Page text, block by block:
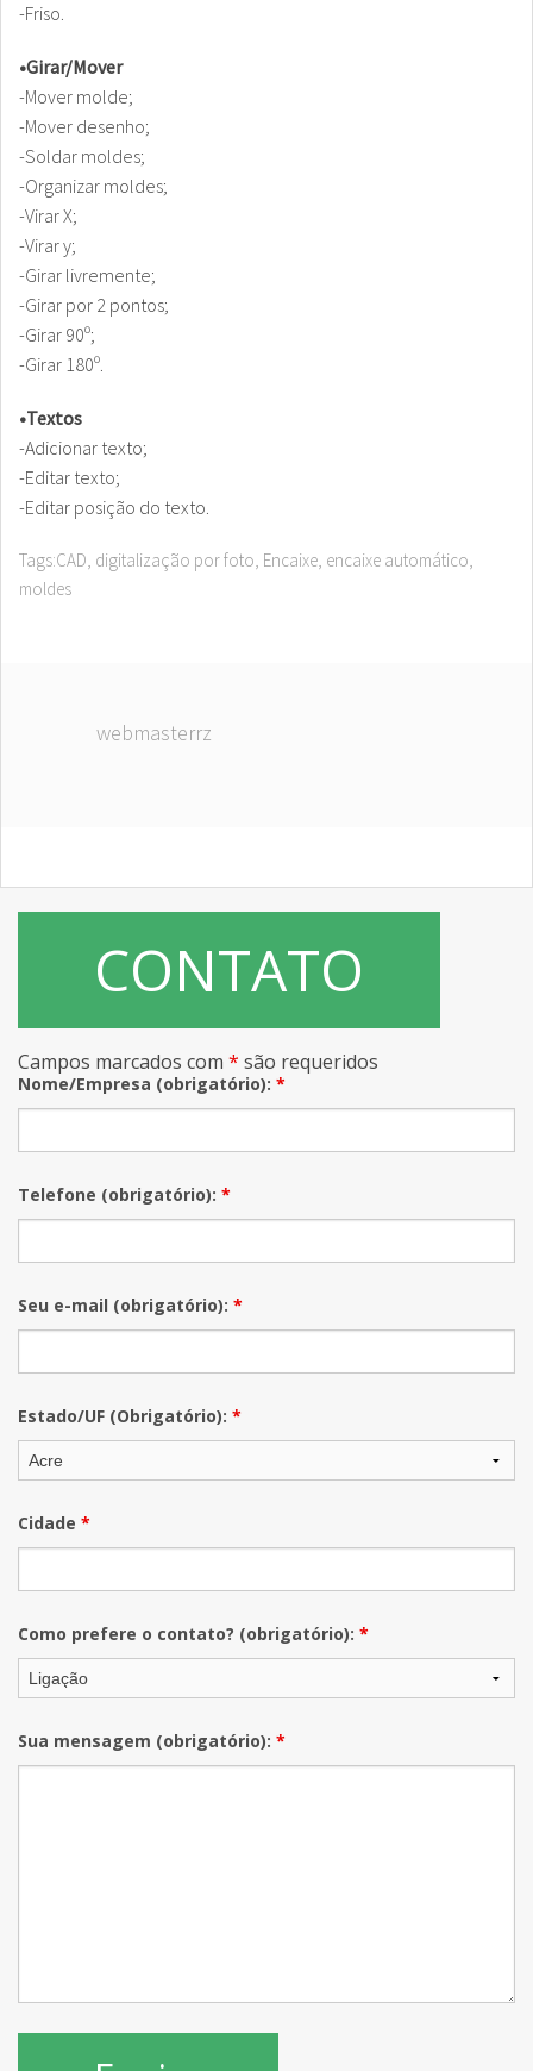
-Friso.
•Girar/Mover
-Mover molde;
-Mover desenho;
-Soldar moldes;
-Organizar moldes;
-Virar X;
-Virar y;
-Girar livremente;
-Girar por 2 pontos;
-Girar 90º;
-Girar 180º.
•Textos
-Adicionar texto;
-Editar texto;
-Editar posição do texto.
Tags:CAD, digitalização por foto, Encaixe, encaixe automático,
moldes
webmasterrz
CONTATO
Campos marcados com * são requeridos
Nome/Empresa (obrigatório): *
Telefone (obrigatório): *
Seu e-mail (obrigatório): *
Estado/UF (Obrigatório): *
Cidade *
Como prefere o contato? (obrigatório): *
Sua mensagem (obrigatório): *